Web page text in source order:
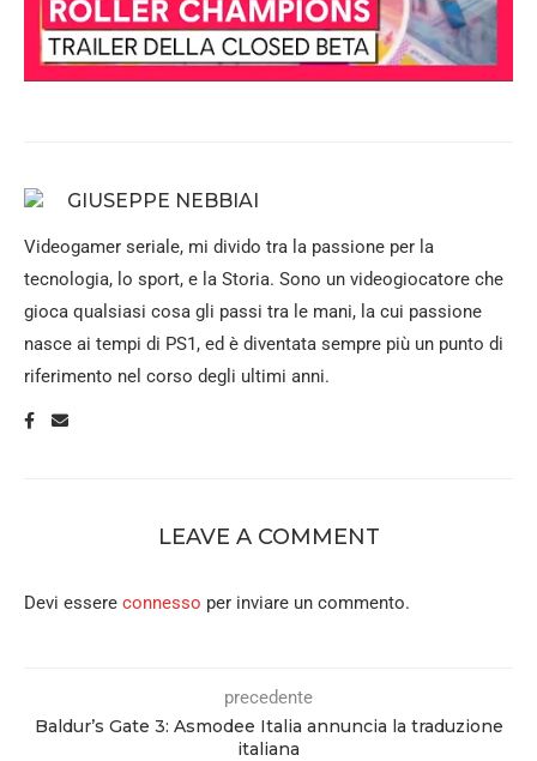
GIUSEPPE NEBBIAI
Videogamer seriale, mi divido tra la passione per la
tecnologia, lo sport, e la Storia. Sono un videogiocatore che
gioca qualsiasi cosa gli passi tra le mani, la cui passione
nasce ai tempi di PS1, ed è diventata sempre più un punto di
riferimento nel corso degli ultimi anni.
LEAVE A COMMENT
Devi essere connesso per inviare un commento.
precedente
Baldur’s Gate 3: Asmodee Italia annuncia la traduzione
italiana